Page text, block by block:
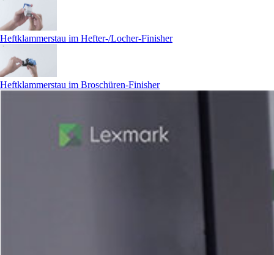
Heftklammerstau im Hefter-/Locher-Finisher
Heftklammerstau im Broschüren-Finisher